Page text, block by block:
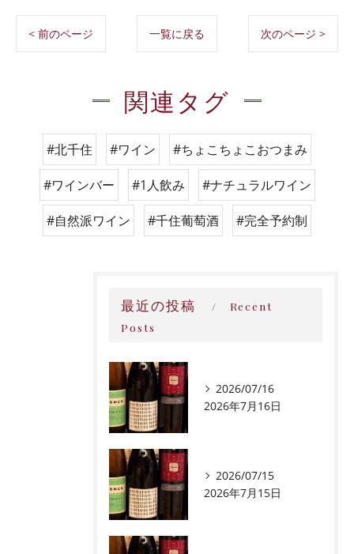
< 前のページ 一覧に戻る 次のページ >
関連タグ
#北千住 #ワイン #ちょこちょこおつまみ
#ワインバー #1人飲み #ナチュラルワイン
#自然派ワイン #千住葡萄酒 #完全予約制
最近の投稿
Recent
Posts
2026/07/16
2026年7月16日
2026/07/15
2026年7月15日